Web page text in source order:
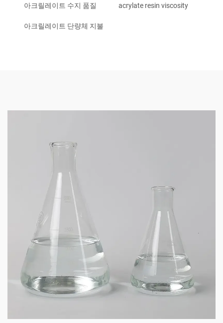
아크릴레이트 수지 품질 acrylate resin viscosity
아크릴레이트 단량체 지불